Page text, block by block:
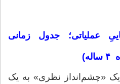
افق‌گشاییِ عملیاتی؛ جدول زمانی
یک «چشم‌انداز نظری» به یک